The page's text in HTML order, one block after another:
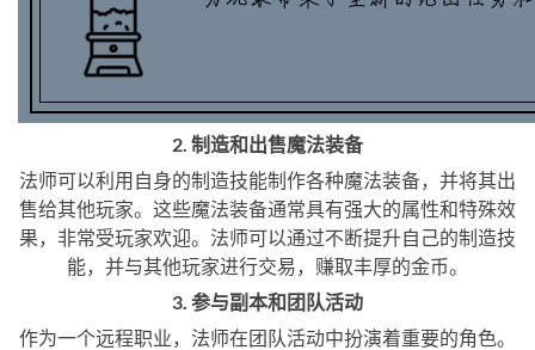
2. 制造和出售魔法装备
法师可以利用自身的制造技能制作各种魔法装备，并将其出
售给其他玩家。这些魔法装备通常具有强大的属性和特殊效
果，非常受玩家欢迎。法师可以通过不断提升自己的制造技
能，并与其他玩家进行交易，赚取丰厚的金币。
3. 参与副本和团队活动
作为一个远程职业，法师在团队活动中扮演着重要的角色。